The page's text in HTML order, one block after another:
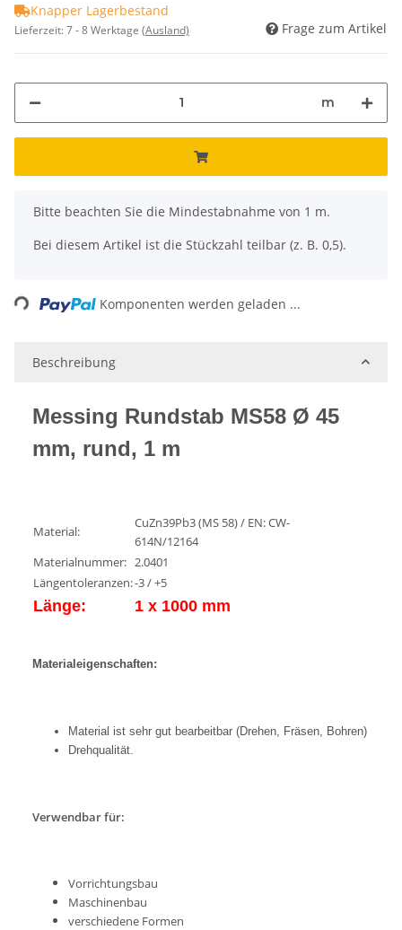
Knapper Lagerbestand
Lieferzeit:7 - 8 Werktage (Ausland) Frage zum Artikel
m
x
Bitte beachten Sie die Mindestabnahme von 1 m.
Bei diesem Artikel ist die Stückzahl teilbar (z. B. 0,5).
Komponenten werden geladen ...
Beschreibung
Messing Rundstab MS58 Ø 45
mm, rund, 1 m
Material:
CuZn39Pb3 (MS 58) / EN: CW-
614N/12164
Materialnummer: 2.0401
Längentoleranzen:-3 / +5
Länge: 1 x 1000 mm
Materialeigenschaften:
Material ist sehr gut bearbeitbar (Drehen, Fräsen, Bohren)
Drehqualität.
Verwendbar für:
Vorrichtungsbau
Maschinenbau
verschiedene Formen